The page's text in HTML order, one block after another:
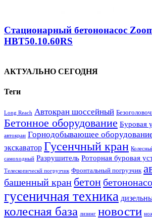
Стационарный бетононасос
HBT50.10.60RS
АКТУАЛЬНО СЕГОДНЯ
Теги
Long Reach Автокран шоссейный
Бетонное оборудование Буровая
автокран Горнодобывающее
экскаватор Гусенчный кран
самоходный Разрушитель Роторная буровая
Телескопическй погрузчик Фронтальный погрузчик
башенный кран бетон
гусеничная техника
колесная база лизинг новости